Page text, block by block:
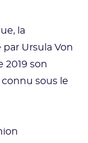
la
Ursula Von
2019 son
sous le